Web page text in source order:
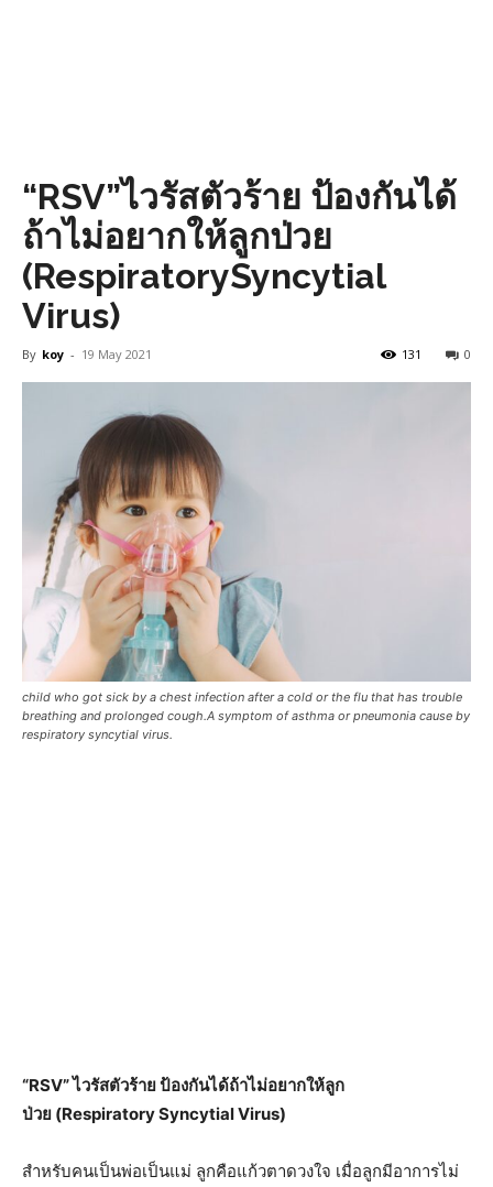
“RSV”ไวรัสตัวร้าย ป้องกันได้
ถ้าไม่อยากให้ลูกป่วย
(RespiratorySyncytial
Virus)
By koy - 19 May 2021 0
131
child who got sick by a chest infection after a cold or the flu that has trouble
breathing and prolonged cough.A symptom of asthma or pneumonia cause by
respiratory syncytial virus.
“RSV” ไวรัสตัวร้าย ป้องกันได้ถ้าไม่อยากให้ลูก
ป่วย (Respiratory Syncytial Virus)
สำหรับคนเป็นพ่อเป็นแม่ ลูกคือแก้วตาดวงใจ เมื่อลูกมีอาการไม่